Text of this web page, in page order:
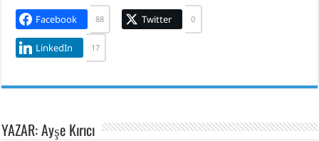
Facebook 88 Twitter 0
LinkedIn 17
YAZAR: Ayşe Kırıcı